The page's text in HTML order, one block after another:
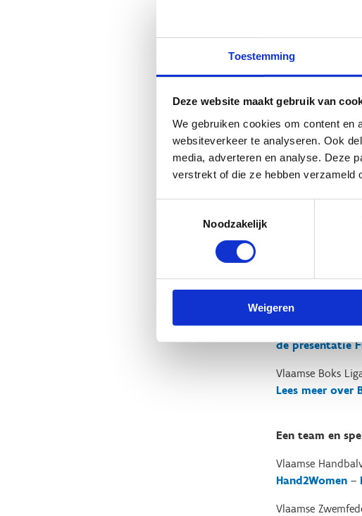
Toestemming
Deze website maakt gebruik van
We gebruiken cookies om content en
websiteverkeer te analyseren. Ook
media, adverteren en analyse. Deze
verstrekt of die ze hebben verzameld
Noodzakelijk
Weigeren
Tijdens de
‘De mythe
Vlaamse Hockey
meer op de
Volley
Vlaanderen),
webpagina
Twee
Voetbal
de presentatie
Vlaamse Boks
Lees meer over
Een team en
Vlaamse
Hand2Women –
Vlaamse